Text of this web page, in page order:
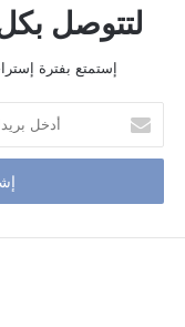
لتتوصل
إستمتع بفترة
بريدك
الإلكتروني